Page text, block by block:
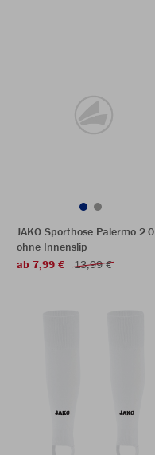
JAKO Sporthose Palermo 2.0
ohne Innenslip
ab 7,99 €
13,99 €